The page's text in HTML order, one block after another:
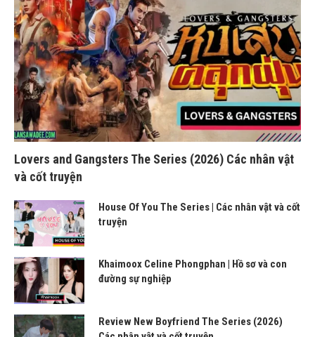
Lovers and Gangsters The Series (2026) Các nhân vật
và cốt truyện
House Of You The Series | Các nhân vật và cốt
truyện
Khaimoox Celine Phongphan | Hồ sơ và con
đường sự nghiệp
Review New Boyfriend The Series (2026)